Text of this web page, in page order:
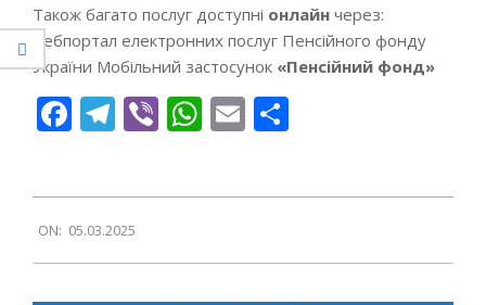
Також багато послуг доступні онлайн через:
Вебпортал електронних послуг Пенсійного фонду
України Мобільний застосунок «Пенсійний фонд»
Facebook
Telegram
ViberWhatsApp
Email
03-
05
ON: 05.03.2025